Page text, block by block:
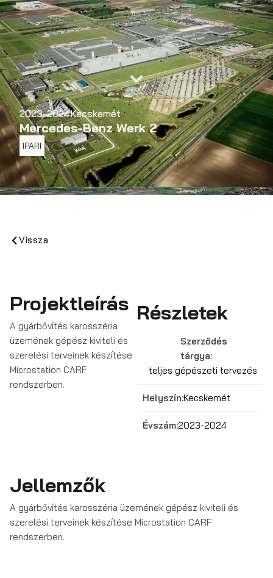
2023-2024Kecskemét
Mercedes-Benz Werk 2
IPARI
Vissza
Projektleírás
A gyárbővítés karosszéria
üzemének gépész kiviteli és
szerelési terveinek készítése
Microstation CARF
rendszerben.
Részletek
Szerződés
tárgya:
teljes gépészeti tervezés
Helyszín:Kecskemét
Évszám:2023-2024
Jellemzők
A gyárbővítés karosszéria üzemének gépész kiviteli és
szerelési terveinek készítése Microstation CARF
rendszerben.